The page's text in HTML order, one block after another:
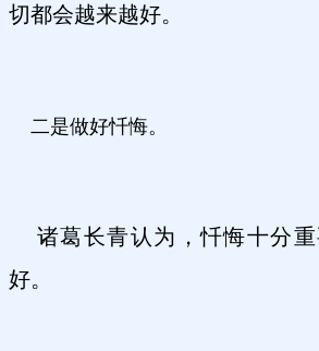
切都会越来越好。
二是做好忏悔。
诸葛长青认为，忏悔十分重
好。